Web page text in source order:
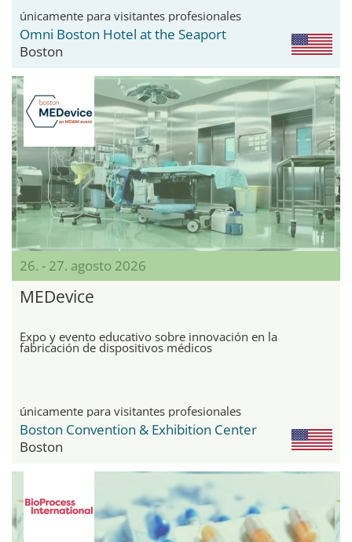
únicamente para visitantes profesionales
Omni Boston Hotel at the Seaport
Boston
26. - 27. agosto 2026
MEDevice
Expo y evento educativo sobre innovación en la
fabricación de dispositivos médicos
únicamente para visitantes profesionales
Boston Convention & Exhibition Center
Boston